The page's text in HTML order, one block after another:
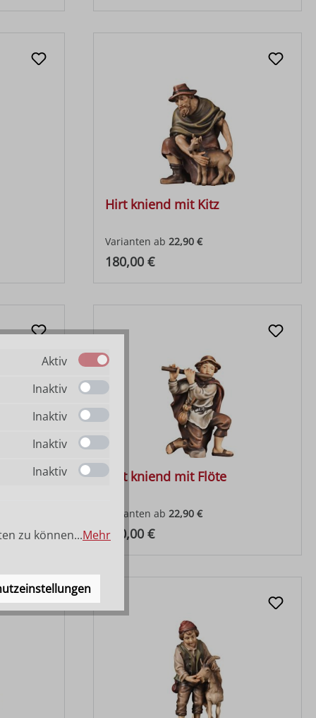
Hirt kniend mit Kitz
Varianten ab 22,90 €
Regulärer Preis:
180,00 €
Hirt kniend mit Flöte
Varianten ab 22,90 €
Regulärer Preis:
180,00 €
Aktiv
Inaktiv
Inaktiv
Inaktiv
Inaktiv
zu können...Mehr